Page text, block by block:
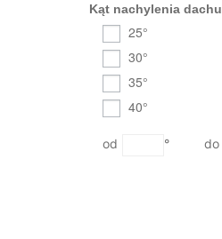
Kąt nachylenia dachu
25°
30°
35°
40°
°